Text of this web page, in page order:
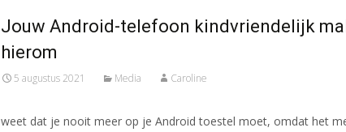
Jouw Android-telefoon kindvriendelijk
hierom
5 augustus 2021 Media Caroline
weet dat je nooit meer op je Android toestel moet, omdat het